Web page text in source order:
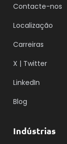
Contacte-nos
Localização
Carreiras
X | Twitter
LinkedIn
Blog
Indústrias